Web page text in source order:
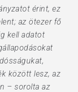
érint, ez
az ötezer fő
kell adatot
között lesz, az
– sorolta az